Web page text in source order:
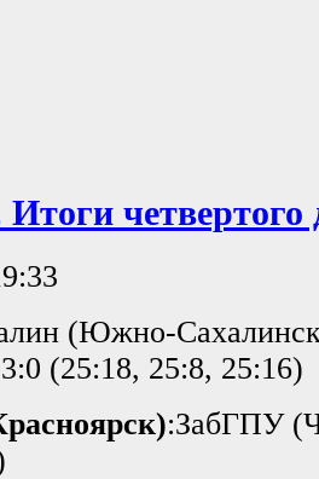
четвертого
(Южно-
(25:18, 25:8, 25:16)
:ЗабГПУ